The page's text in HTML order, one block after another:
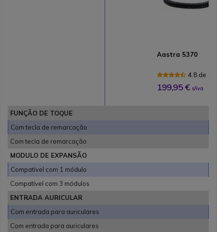
Aastra 5370
4.8 de
199,95 € s/iva
FUNÇÃO DE TOQUE
Com tecla de remarcação
Com tecla de remarcação
MODULO DE EXPANSÃO
Compatível com 1 módulo
Compatível com 3 módulos
ENTRADA AURICULAR
Com entrada para auriculares
Com entrada para auriculares